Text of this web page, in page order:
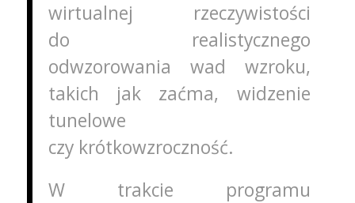
wirtualnej rzeczywistości
do realistycznego
odwzorowania wad wzroku,
takich jak zaćma, widzenie
tunelowe
czy krótkowzroczność.
W trakcie programu